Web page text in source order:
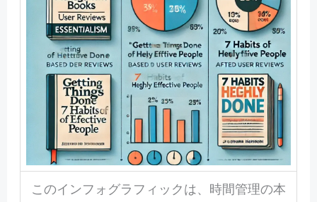
このインフォグラフィックは、時間管理の本